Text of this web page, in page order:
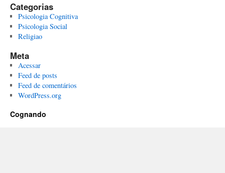
Categorias
Psicologia Cognitiva
Psicologia Social
Religiao
Meta
Acessar
Feed de posts
Feed de comentários
WordPress.org
Cognando